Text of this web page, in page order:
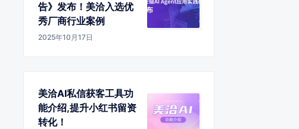
告》发布！美洽入选优
秀厂商行业案例
2025年10月17日
美洽AI私信获客工具功
能介绍,提升小红书留资
转化！